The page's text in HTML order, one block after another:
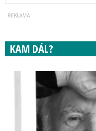
KAM DÁL?